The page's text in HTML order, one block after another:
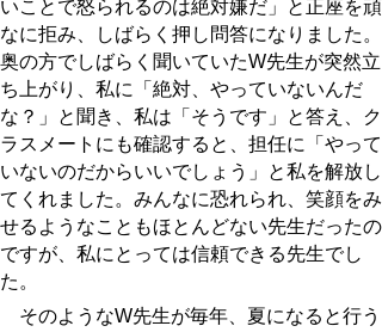
いことで怒られるのは絶対嫌だ」と正座を頑
なに拒み、しばらく押し問答になりました。
奥の方でしばらく聞いていたW先生が突然立
ち上がり、私に「絶対、やっていないんだ
な？」と聞き、私は「そうです」と答え、ク
ラスメートにも確認すると、担任に「やって
いないのだからいいでしょう」と私を解放し
てくれました。みんなに恐れられ、笑顔をみ
せるようなこともほとんどない先生だったの
ですが、私にとっては信頼できる先生でし
た。
そのようなW先生が毎年、夏になると行う